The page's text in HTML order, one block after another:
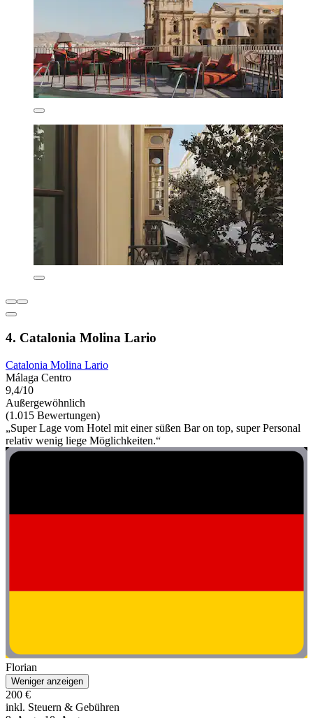
4. Catalonia Molina Lario
Catalonia Molina Lario
Málaga Centro
9,4/10
Außergewöhnlich
(1.015 Bewertungen)
„Super Lage vom Hotel mit einer süßen Bar on top, super Personal
relativ wenig liege Möglichkeiten.“
Florian
Weniger anzeigen
200 €
inkl. Steuern & Gebühren